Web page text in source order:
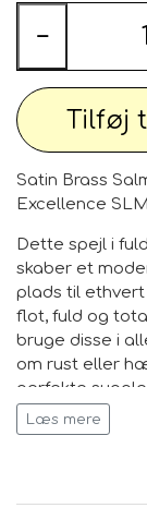
−
Tilføj
Satin Brass
Excellence
Dette spejl i
skaber et
plads til ethvert
flot, fuld og
bruge disse i
om rust eller
perfekte
Det reflekterer
Læs mere